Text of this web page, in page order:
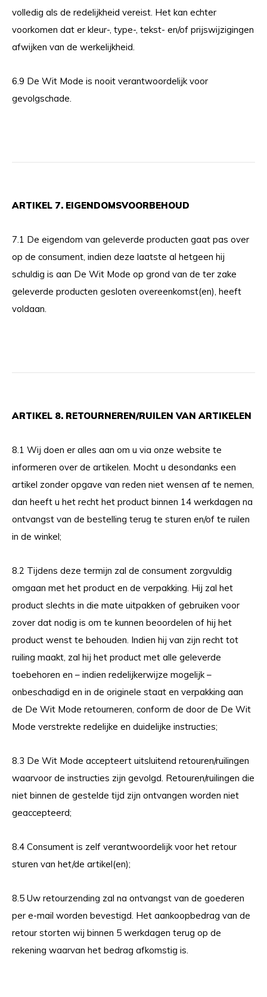
volledig als de redelijkheid vereist. Het kan echter
voorkomen dat er kleur-, type-, tekst- en/of prijswijzigingen
afwijken van de werkelijkheid.
6.9 De Wit Mode is nooit verantwoordelijk voor
gevolgschade.
ARTIKEL 7. EIGENDOMSVOORBEHOUD
7.1 De eigendom van geleverde producten gaat pas over
op de consument, indien deze laatste al hetgeen hij
schuldig is aan De Wit Mode op grond van de ter zake
geleverde producten gesloten overeenkomst(en), heeft
voldaan.
ARTIKEL 8. RETOURNEREN/RUILEN VAN ARTIKELEN
8.1 Wij doen er alles aan om u via onze website te
informeren over de artikelen. Mocht u desondanks een
artikel zonder opgave van reden niet wensen af te nemen,
dan heeft u het recht het product binnen 14 werkdagen na
ontvangst van de bestelling terug te sturen en/of te ruilen
in de winkel;
8.2 Tijdens deze termijn zal de consument zorgvuldig
omgaan met het product en de verpakking. Hij zal het
product slechts in die mate uitpakken of gebruiken voor
zover dat nodig is om te kunnen beoordelen of hij het
product wenst te behouden. Indien hij van zijn recht tot
ruiling maakt, zal hij het product met alle geleverde
toebehoren en – indien redelijkerwijze mogelijk –
onbeschadigd en in de originele staat en verpakking aan
de De Wit Mode retourneren, conform de door de De Wit
Mode verstrekte redelijke en duidelijke instructies;
8.3 De Wit Mode accepteert uitsluitend retouren/ruilingen
waarvoor de instructies zijn gevolgd. Retouren/ruilingen die
niet binnen de gestelde tijd zijn ontvangen worden niet
geaccepteerd;
8.4 Consument is zelf verantwoordelijk voor het retour
sturen van het/de artikel(en);
8.5 Uw retourzending zal na ontvangst van de goederen
per e-mail worden bevestigd. Het aankoopbedrag van de
retour storten wij binnen 5 werkdagen terug op de
rekening waarvan het bedrag afkomstig is.